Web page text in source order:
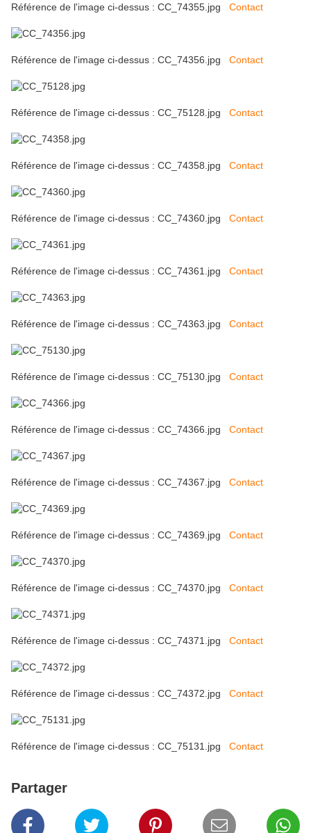
Référence de l'image ci-dessus : CC_74355.jpg Contact
Référence de l'image ci-dessus : CC_74356.jpg Contact
Référence de l'image ci-dessus : CC_75128.jpg Contact
Référence de l'image ci-dessus : CC_74358.jpg Contact
Référence de l'image ci-dessus : CC_74360.jpg Contact
Référence de l'image ci-dessus : CC_74361.jpg Contact
Référence de l'image ci-dessus : CC_74363.jpg Contact
Référence de l'image ci-dessus : CC_75130.jpg Contact
Référence de l'image ci-dessus : CC_74366.jpg Contact
Référence de l'image ci-dessus : CC_74367.jpg Contact
Référence de l'image ci-dessus : CC_74369.jpg Contact
Référence de l'image ci-dessus : CC_74370.jpg Contact
Référence de l'image ci-dessus : CC_74371.jpg Contact
Référence de l'image ci-dessus : CC_74372.jpg Contact
Référence de l'image ci-dessus : CC_75131.jpg Contact
Partager